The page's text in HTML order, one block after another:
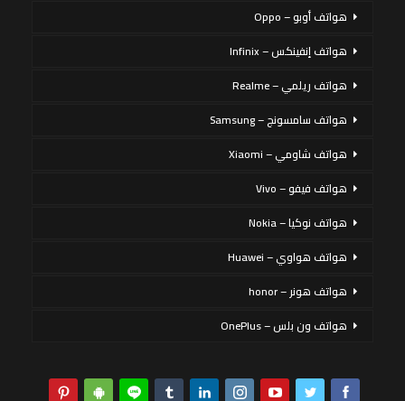
هواتف أوبو – Oppo
هواتف إنفينكس – Infinix
هواتف ريلمي – Realme
هواتف سامسونج – Samsung
هواتف شاومي – Xiaomi
هواتف فيفو – Vivo
هواتف نوكيا – Nokia
هواتف هواوي – Huawei
هواتف هونر – honor
هواتف ون بلس – OnePlus